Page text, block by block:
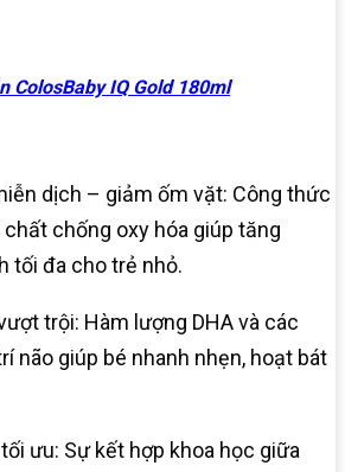
ColosBaby IQ Gold 180ml
dịch – giảm ốm vặt: Công thức
chống oxy hóa giúp tăng
tối đa cho trẻ nhỏ.
trội: Hàm lượng DHA và các
não giúp bé nhanh nhẹn, hoạt bát
ưu: Sự kết hợp khoa học giữa